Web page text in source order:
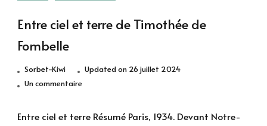
Entre ciel et terre de Timothée de
Fombelle
Sorbet-Kiwi Updated on 26 juillet 2024
Un commentairesur
Entre ciel et terre Résumé Paris, 1934. Devant Notre-